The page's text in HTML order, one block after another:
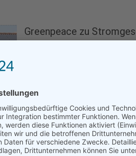
Greenpeace zu
Regierung bremst
an den legendären Big